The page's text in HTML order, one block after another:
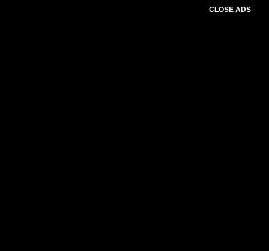
CLOSE ADS